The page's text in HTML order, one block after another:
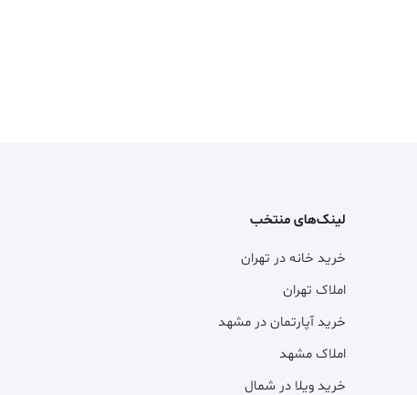
لینک‌های منتخب
خرید خانه در تهران
املاک تهران
خرید آپارتمان در مشهد
املاک مشهد
خرید ویلا در شمال